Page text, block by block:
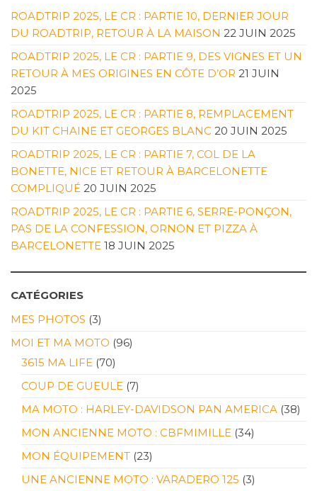
ROADTRIP 2025, LE CR : PARTIE 10, DERNIER JOUR
DU ROADTRIP, RETOUR À LA MAISON 22 JUIN 2025
ROADTRIP 2025, LE CR : PARTIE 9, DES VIGNES ET UN
RETOUR À MES ORIGINES EN CÔTE D’OR 21 JUIN
2025
ROADTRIP 2025, LE CR : PARTIE 8, REMPLACEMENT
DU KIT CHAINE ET GEORGES BLANC 20 JUIN 2025
ROADTRIP 2025, LE CR : PARTIE 7, COL DE LA
BONETTE, NICE ET RETOUR À BARCELONETTE
COMPLIQUÉ 20 JUIN 2025
ROADTRIP 2025, LE CR : PARTIE 6, SERRE-PONÇON,
PAS DE LA CONFESSION, ORNON ET PIZZA À
BARCELONETTE 18 JUIN 2025
CATÉGORIES
MES PHOTOS (3)
MOI ET MA MOTO (96)
3615 MA LIFE (70)
COUP DE GUEULE (7)
MA MOTO : HARLEY-DAVIDSON PAN AMERICA (38)
MON ANCIENNE MOTO : CBFMIMILLE (34)
MON ÉQUIPEMENT (23)
UNE ANCIENNE MOTO : VARADERO 125 (3)